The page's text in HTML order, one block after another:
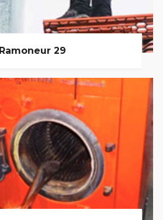
Ramoneur 29